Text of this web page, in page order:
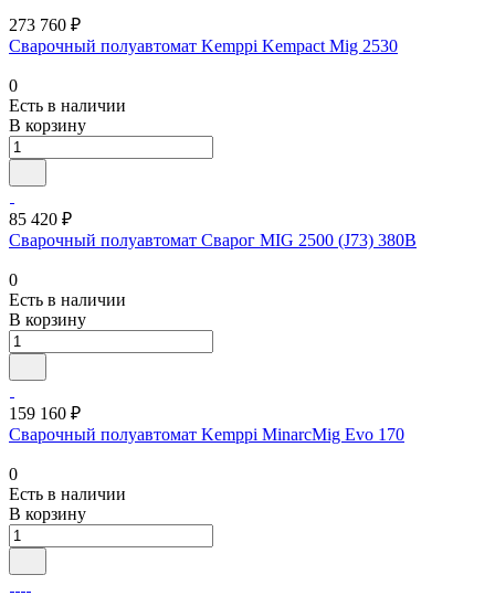
273 760 ₽
Сварочный полуавтомат Kemppi Kempact Mig 2530
0
Есть в наличии
В корзину
85 420 ₽
Сварочный полуавтомат Сварог MIG 2500 (J73) 380В
0
Есть в наличии
В корзину
159 160 ₽
Сварочный полуавтомат Kemppi MinarcMig Evo 170
0
Есть в наличии
В корзину